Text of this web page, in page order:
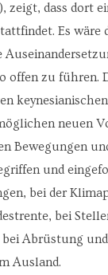
zeigt, dass dort
Es wäre
offen zu führen.
keynesianischen
neuen
Bewegungen
und
bei der
bei
Abrüstung
Ausland.